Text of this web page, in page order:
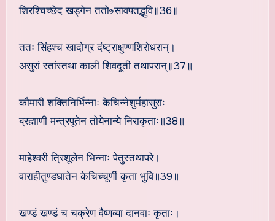
शिरश्चिच्छेद खड्गेन ततो‌உसावपतद्भुवि॥36॥
ततः सिंहश्च खादोग्र दंष्ट्राक्षुण्णशिरोधरान्।
असुरां स्तांस्तथा काली शिवदूती तथापरान्॥37॥
कौमारी शक्तिनिर्भिन्नाः केचिन्नेशुर्महासुराः
ब्रह्माणी मन्त्रपूतेन तोयेनान्ये निराकृताः॥38॥
माहेश्वरी त्रिशूलेन भिन्नाः पेतुस्तथापरे।
वाराहीतुण्डघातेन केचिच्चूर्णी कृता भुवि॥39॥
खण्डं खण्डं च चक्रेण वैष्णव्या दानवाः कृताः।